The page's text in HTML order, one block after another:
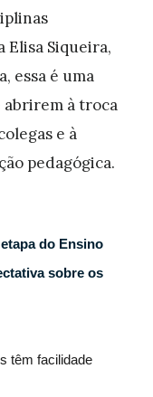
Elisa Siqueira,
essa é uma
abrirem à troca
e à
pedagógica.
do Ensino
sobre os
têm facilidade